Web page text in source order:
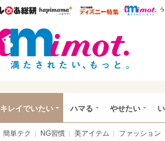
ウレぴあ総研ハピママ* ウレぴあ
キレイでいたい ハマる やせたい
簡単テク NG習慣 美アイテム ファッション